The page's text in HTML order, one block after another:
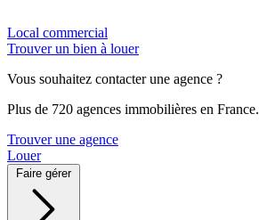
Local commercial
Trouver un bien à louer
Vous souhaitez contacter une agence ?
Plus de 720 agences immobilières en France.
Trouver une agence
Louer
Faire gérer